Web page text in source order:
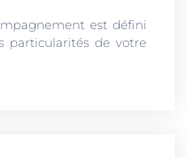
est défini
particularités de votre